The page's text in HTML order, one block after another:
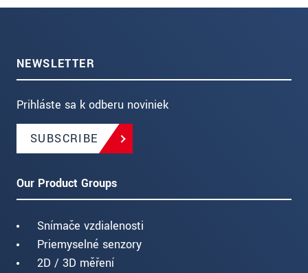
NEWSLETTER
Prihláste sa k odberu noviniek
SUBSCRIBE
Our Product Groups
Snímače vzdialenosti
Priemyselné senzory
2D / 3D měření